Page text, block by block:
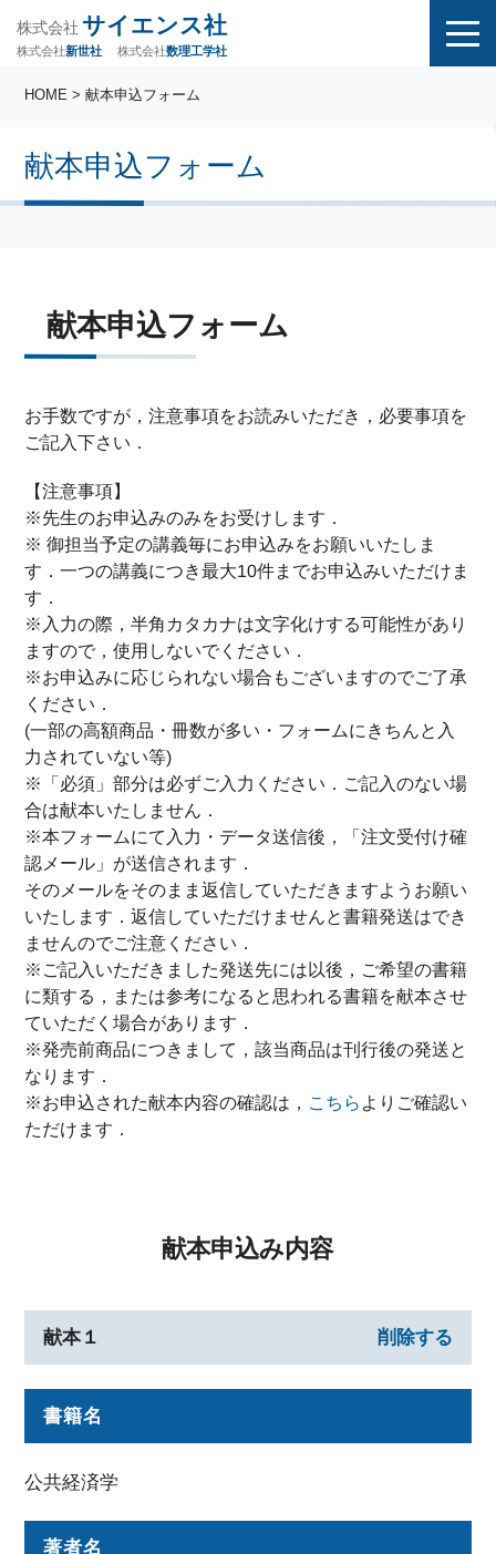
株式会社 サイエンス社
株式会社新世社 株式会社数理工学社
献本申込フォーム
HOME > 献本申込フォーム
献本申込フォーム
お手数ですが，注意事項をお読みいただき，必要事項を
ご記入下さい．
【注意事項】
※先生のお申込みのみをお受けします．
※ 御担当予定の講義毎にお申込みをお願いいたしま
す．一つの講義につき最大10件までお申込みいただけま
す．
※入力の際，半角カタカナは文字化けする可能性があり
ますので，使用しないでください．
※お申込みに応じられない場合もございますのでご了承
ください．
(一部の高額商品・冊数が多い・フォームにきちんと入
力されていない等)
※「必須」部分は必ずご入力ください．ご記入のない場
合は献本いたしません．
※本フォームにて入力・データ送信後，「注文受付け確
認メール」が送信されます．
そのメールをそのまま返信していただきますようお願い
いたします．返信していただけませんと書籍発送はでき
ませんのでご注意ください．
※ご記入いただきました発送先には以後，ご希望の書籍
に類する，または参考になると思われる書籍を献本させ
ていただく場合があります．
※発売前商品につきまして，該当商品は刊行後の発送と
なります．
※お申込された献本内容の確認は， こちら よりご確認い
ただけます．
献本申込み内容
献本１ 削除する
書籍名
公共経済学
著者名